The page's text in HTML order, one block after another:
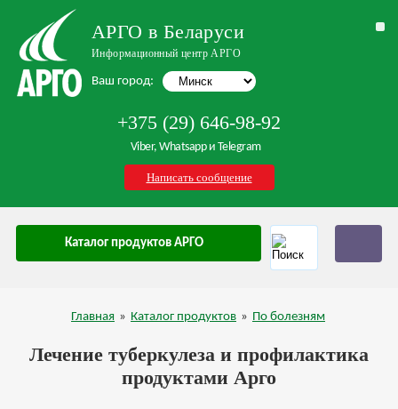
АРГО в Беларуси
Информационный центр АРГО
Ваш город:
+375 (29) 646-98-92
Viber, Whatsapp и Telegram
Написать сообщение
Каталог продуктов АРГО
Главная » Каталог продуктов » По болезням
Лечение туберкулеза и профилактика
продуктами Арго